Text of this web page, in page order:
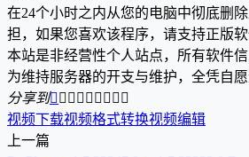
在24个小时之内从您的电脑中彻底删
担，如果您喜欢该程序，请支持正版
本站是非经营性个人站点，所有软件
为维持服务器的开支与维护，全凭自愿
分享到        
视频下载视频格式转换视频编辑
上一篇